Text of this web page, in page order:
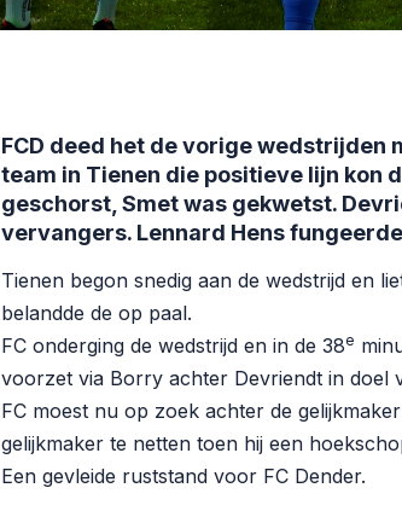
FCD deed het de vorige wedstrijden
team in Tienen die positieve lijn kon
geschorst, Smet was gekwetst.
vervangers. Lennard Hens
Tienen begon snedig aan de wedstrijd en
belandde de op paal.
FC onderging de wedstrijd en in de 38e
voorzet via Borry achter Devriendt in doel
FC moest nu op zoek achter de
gelijkmaker te netten toen hij een
Een gevleide ruststand voor FC Dender.